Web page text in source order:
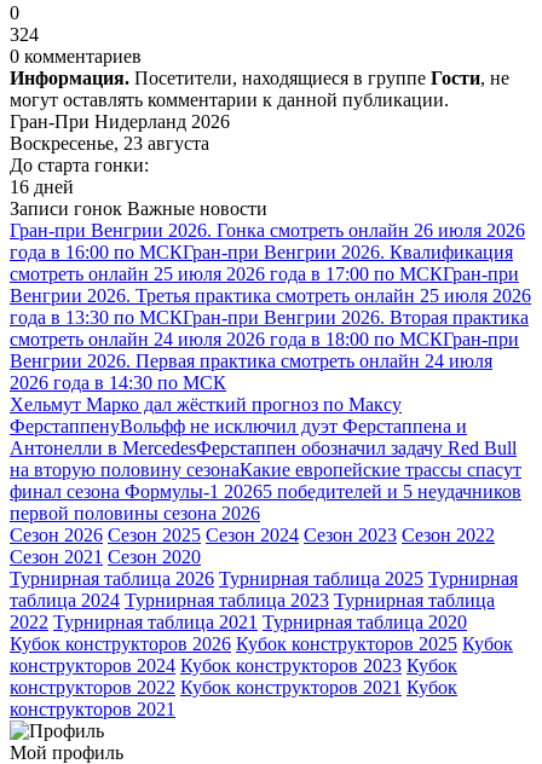
0
324
0 комментариев
Информация. Посетители, находящиеся в группе Гости, не
могут оставлять комментарии к данной публикации.
Гран-При Нидерланд 2026
Воскресенье, 23 августа
До старта гонки:
16 дней
Записи гонок Важные новости
Гран-при Венгрии 2026. Гонка смотреть онлайн 26 июля 2026
года в 16:00 по МСКГран-при Венгрии 2026. Квалификация
смотреть онлайн 25 июля 2026 года в 17:00 по МСКГран-при
Венгрии 2026. Третья практика смотреть онлайн 25 июля 2026
года в 13:30 по МСКГран-при Венгрии 2026. Вторая практика
смотреть онлайн 24 июля 2026 года в 18:00 по МСКГран-при
Венгрии 2026. Первая практика смотреть онлайн 24 июля
2026 года в 14:30 по МСК
Хельмут Марко дал жёсткий прогноз по Максу
ФерстаппенуВольфф не исключил дуэт Ферстаппена и
Антонелли в MercedesФерстаппен обозначил задачу Red Bull
на вторую половину сезонаКакие европейские трассы спасут
финал сезона Формулы-1 20265 победителей и 5 неудачников
первой половины сезона 2026
Сезон 2026 Сезон 2025 Сезон 2024 Сезон 2023 Сезон 2022
Сезон 2021 Сезон 2020
Турнирная таблица 2026 Турнирная таблица 2025 Турнирная
таблица 2024 Турнирная таблица 2023 Турнирная таблица
2022 Турнирная таблица 2021 Турнирная таблица 2020
Кубок конструкторов 2026 Кубок конструкторов 2025 Кубок
конструкторов 2024 Кубок конструкторов 2023 Кубок
конструкторов 2022 Кубок конструкторов 2021 Кубок
конструкторов 2021
Мой профиль